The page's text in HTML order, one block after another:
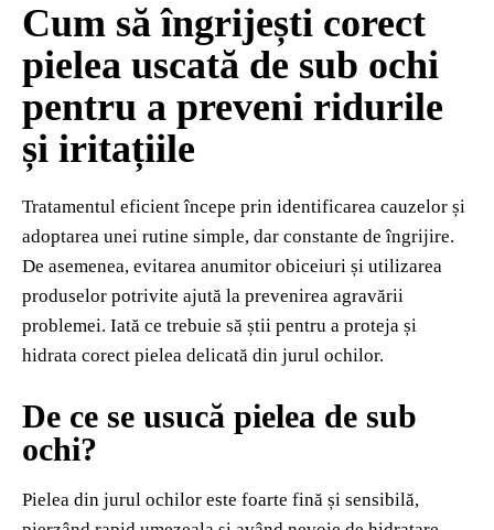
Cum să îngrijești corect
pielea uscată de sub ochi
pentru a preveni ridurile
și iritațiile
Tratamentul eficient începe prin identificarea cauzelor și
adoptarea unei rutine simple, dar constante de îngrijire.
De asemenea, evitarea anumitor obiceiuri și utilizarea
produselor potrivite ajută la prevenirea agravării
problemei. Iată ce trebuie să știi pentru a proteja și
hidrata corect pielea delicată din jurul ochilor.
De ce se usucă pielea de sub
ochi?
Pielea din jurul ochilor este foarte fină și sensibilă,